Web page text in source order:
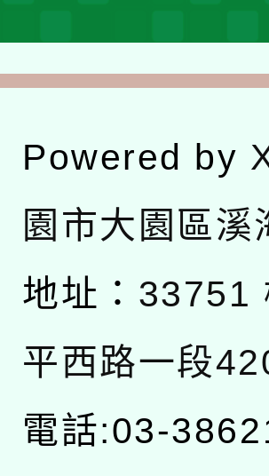
Powered by
園市大園區溪
地址： 33751
平西路一段
電話:03-